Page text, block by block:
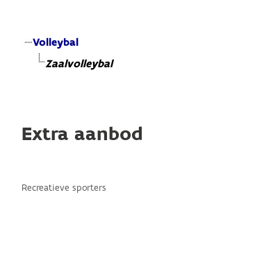
Volleybal
Zaalvolleybal
Extra aanbod
Recreatieve sporters